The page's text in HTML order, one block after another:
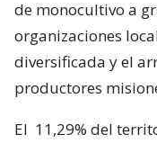
de monocultivo a
organizaciones
diversificada y el
productores
El 11,29% del